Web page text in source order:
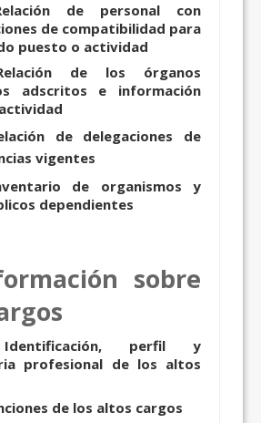
de personal con
de compatibilidad para
puesto o actividad
de los órganos
adscritos e información
de delegaciones de
vigentes
de organismos y
dependientes
sobre
perfil y
profesional de los altos
de los altos cargos